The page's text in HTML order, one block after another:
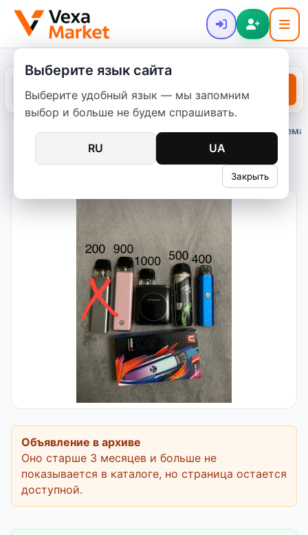
Выберите язык сайта
Выберите удобный язык — мы запомним
выбор и больше не будем спрашивать.
RU UA
Закрыть
Главная/Объявления/Вейпы/Pod-системы/Под система
Объявление в архиве
Оно старше 3 месяцев и больше не
показывается в каталоге, но страница остается
доступной.